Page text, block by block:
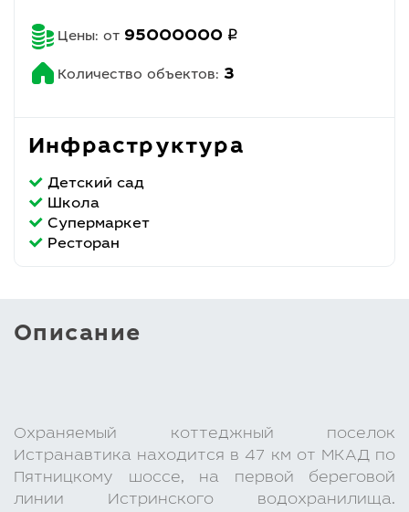
Цены: от 95000000 q
Количество объектов: 3
Инфраструктура
Детский сад
Школа
Супермаркет
Ресторан
Описание
Охраняемый коттеджный поселок
Истранавтика находится в 47 км от МКАД по
Пятницкому шоссе, на первой береговой
линии Истринского водохранилища.